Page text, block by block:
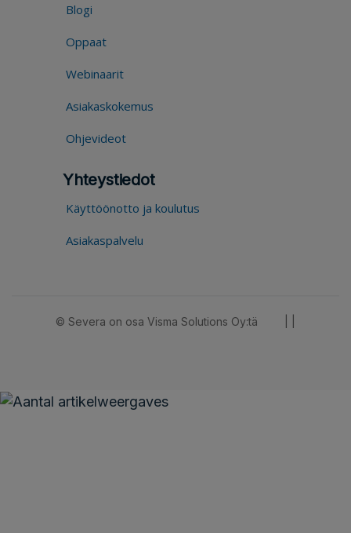
Blogi
Oppaat
Webinaarit
Asiakaskokemus
Ohjevideot
Yhteystiedot
Käyttöönotto ja koulutus
Asiakaspalvelu
© Severa on osa Visma Solutions Oy:tä